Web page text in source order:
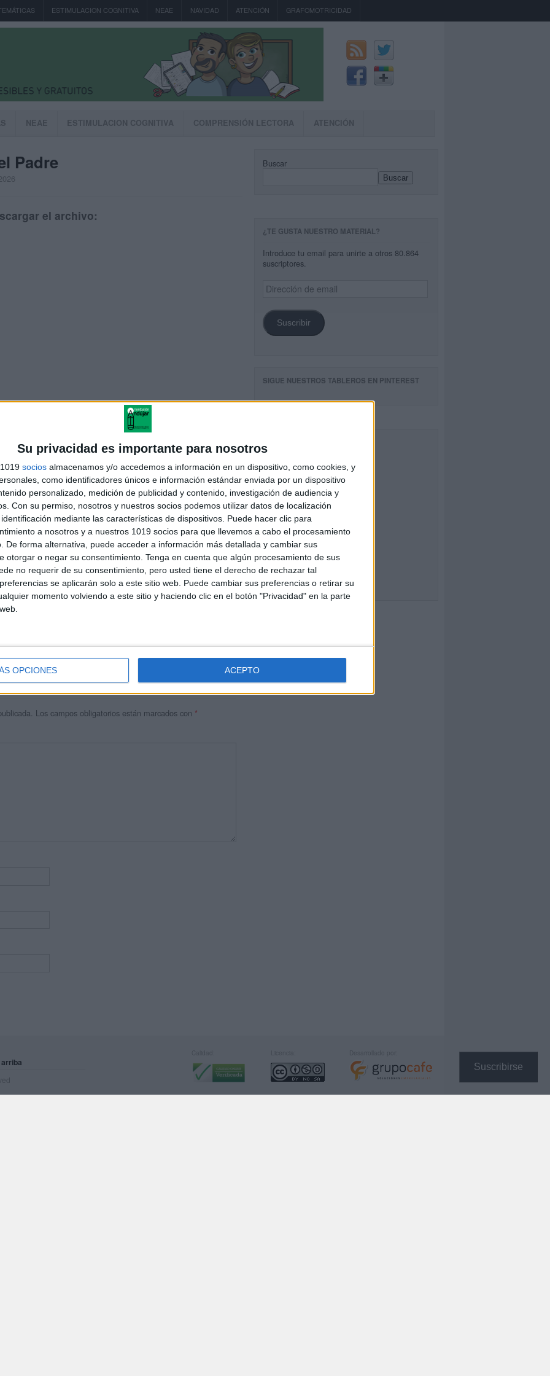
Su privacidad es importante para nosotros
socios almacenamos y/o accedemos a información en un dispositivo, como cookies, y
como identificadores únicos e información estándar enviada por un dispositivo
personalizado, medición de publicidad y contenido, investigación de audiencia y
Con su permiso, nosotros y nuestros socios podemos utilizar datos de localización
mediante las características de dispositivos. Puede hacer clic para
a nosotros y a nuestros 1019 socios para que llevemos a cabo el procesamiento
De forma alternativa, puede acceder a información más detallada y cambiar sus
otorgar o negar su consentimiento. Tenga en cuenta que algún procesamiento de sus
no requerir de su consentimiento, pero usted tiene el derecho de rechazar tal
se aplicarán solo a este sitio web. Puede cambiar sus preferencias o retirar su
momento volviendo a este sitio y haciendo clic en el botón "Privacidad" en la parte
OPCIONES ACEPTO
Suscribirse
ESTIMULACION COGNITIVA NEAE NAVIDAD ATENCIÓN GRAFOMOTRICIDAD
NEAE ESTIMULACION COGNITIVA COMPRENSIÓN LECTORA ATENCIÓN
Padre
el archivo:
un blog, es la apuesta personal de dos profesores Ginés y
son los encargados de los contenidos que encontramos
la mayor parte del tiempo, que sus tareas como docentes, y
les permite.
materiales que me ayudaran bastante en estas fechas
Los campos obligatorios están marcados con *
Buscar
Buscar
¿TE GUSTA NUESTRO MATERIAL?
Introduce tu email para unirte a otros 80.864
suscriptores.
Dirección
de
Suscribir
SIGUE NUESTROS TABLEROS EN PINTEREST